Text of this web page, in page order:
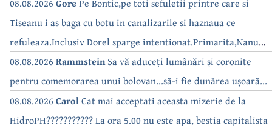
Tiseanu i as baga cu botu in canalizarile si haznaua ce
refuleaza.Inclusiv Dorel sparge intentionat.Primarita,Nanu
bea apa de la robinet.Asta as intreba o si pe Izabel Mitrea
08.08.2026 RammsteinSa vă aduceți lumânări și coronite
pentru comemorarea unui bolovan...să-i fie dunărea ușoară...
08.08.2026 CarolCat mai acceptati aceasta mizerie de la
HidroPH??????????? La ora 5.00 nu este apa, bestia capitalista